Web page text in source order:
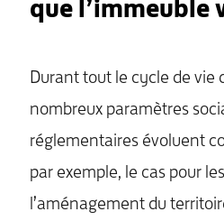
que l’immeuble
Durant tout le cycle de vie
nombreux paramètres
réglementaires évoluent
par exemple, le cas pour
l’aménagement du